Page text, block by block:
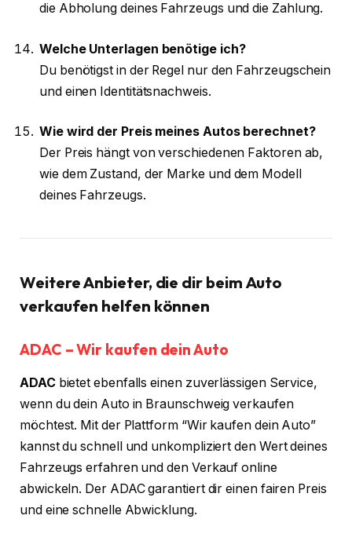
die Abholung deines Fahrzeugs und die Zahlung.
Welche Unterlagen benötige ich?
Du benötigst in der Regel nur den Fahrzeugschein
und einen Identitätsnachweis.
Wie wird der Preis meines Autos berechnet?
Der Preis hängt von verschiedenen Faktoren ab,
wie dem Zustand, der Marke und dem Modell
deines Fahrzeugs.
Weitere Anbieter, die dir beim Auto
verkaufen helfen können
ADAC – Wir kaufen dein Auto
ADACbietet ebenfalls einen zuverlässigen Service,
wenn du dein Auto in Braunschweig verkaufen
möchtest. Mit der Plattform “Wir kaufen dein Auto”
kannst du schnell und unkompliziert den Wert deines
Fahrzeugs erfahren und den Verkauf online
abwickeln. Der ADAC garantiert dir einen fairen Preis
und eine schnelle Abwicklung.